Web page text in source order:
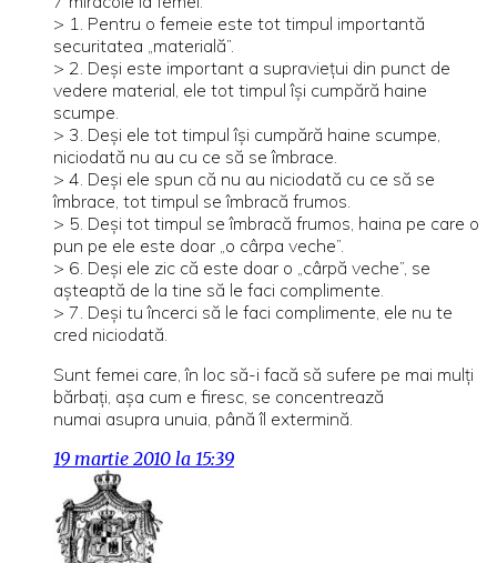
> 1. Pentru o femeie este tot timpul importantă
securitatea „materială”.
> 2. Deşi este important a supravieţui din punct de
vedere material, ele tot timpul îşi cumpără haine
scumpe.
> 3. Deşi ele tot timpul îşi cumpără haine scumpe,
niciodată nu au cu ce să se îmbrace.
> 4. Deşi ele spun că nu au niciodată cu ce să se
îmbrace, tot timpul se îmbracă frumos.
> 5. Deşi tot timpul se îmbracă frumos, haina pe care o
pun pe ele este doar „o cârpa veche”.
> 6. Deşi ele zic că este doar o „cârpă veche”, se
aşteaptă de la tine să le faci complimente.
> 7. Deşi tu încerci să le faci complimente, ele nu te
cred niciodată.
Sunt femei care, în loc să-i facă să sufere pe mai mulţi
bărbaţi, aşa cum e firesc, se concentrează
numai asupra unuia, până îl extermină.
19 martie 2010 la 15:39